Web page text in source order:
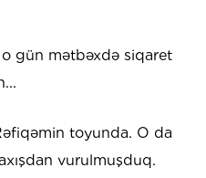
gün mətbəxdə siqaret
toyunda. O da
vurulmuşduq.